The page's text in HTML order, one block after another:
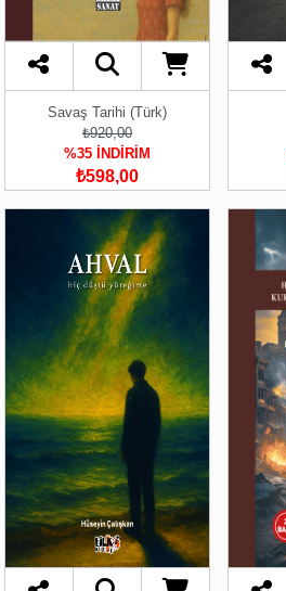
Savaş Tarihi (Türk)
₺920,00
%35 İNDİRİM
₺598,00